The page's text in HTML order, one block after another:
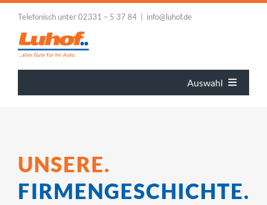
Zum
Inhalt
springen
Telefonisch unter 02331 – 5 37 84 | info@luhof.de
Auswahl
LEISTUNGEN
UNSERE.
FIRMENGESCHICHTE.